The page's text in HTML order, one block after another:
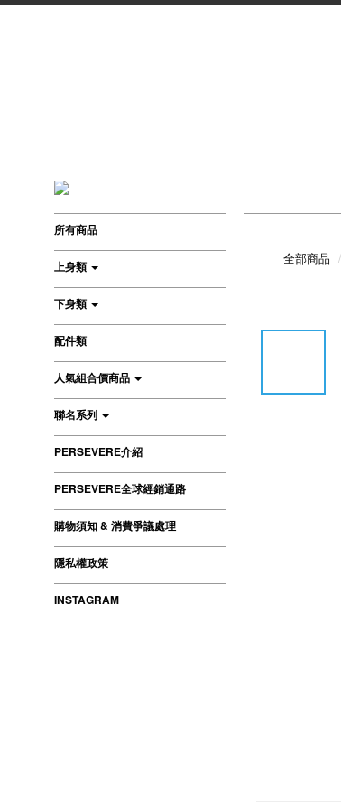
所有商品
上身類
下身類
配件類
人氣組合價商品
聯名系列
PERSEVERE介紹
PERSEVERE全球經銷通路
購物須知 & 消費爭議處理
隱私權政策
INSTAGRAM
全部商品